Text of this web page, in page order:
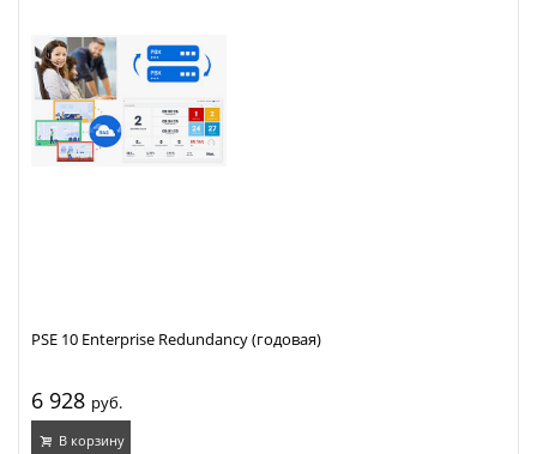
6 928 руб.
В корзину
PSE 10 Enterprise Redundancy (годовая)